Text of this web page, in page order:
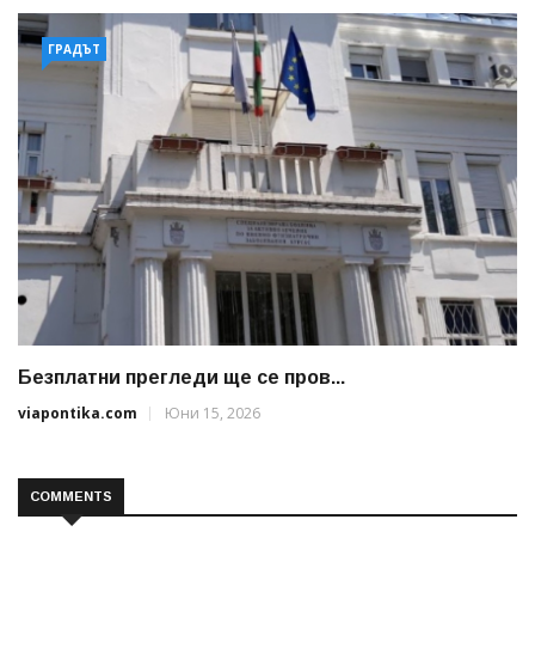
ГРАДЪТ
Безплатни прегледи ще се пров...
viapontika.com
Юни 15, 2026
COMMENTS